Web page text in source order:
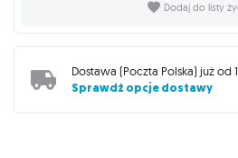
Dodaj do listy
Dostawa (Poczta Polska) już od
Sprawdź opcje dostawy